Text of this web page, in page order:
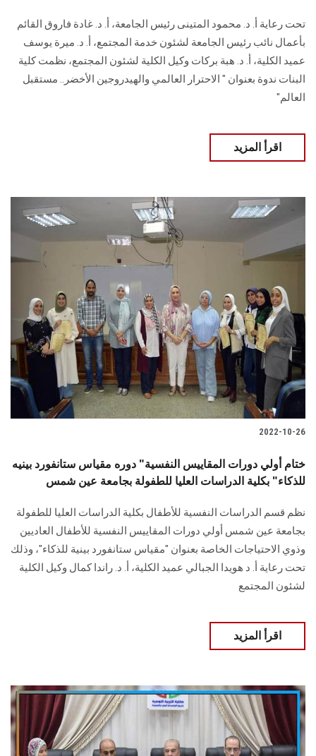
تحت رعاية أ. د. محمود المتينى رئيس الجامعة، أ. د. غادة فاروق القائم
بأعمال نائب رئيس الجامعة لشئون خدمة المجتمع، أ. د. ميرة يوسف
عميد الكلية، أ. د. هبة بركات وكيل الكلية لشئون المجتمع، نظمت كلية
البنات ندوة بعنوان " الاحترار العالمي والهيدروجين الأخضر.. مستقبل
العالم"
اقرأ المزيد
2022-10-26
ختام أولي دورات المقاييس النفسية" دوره مقياس ستانفورد بينيه
للذكاء" بكلية الدراسات العليا للطفولة بجامعة عين شمس
نظم قسم الدراسات النفسية للأطفال بكلية الدراسات العليا للطفولة
بجامعة عين شمس أولي دورات المقاييس النفسية للأطفال العاديين
وذوي الاحتياجات الخاصة بعنوان "مقياس ستانفورد بينية للذكاء"، وذلك
تحت رعاية أ. د هويدا الجبالي عميد الكلية، أ. د. راندا كمال وكيل الكلية
لشئون المجتمع
اقرأ المزيد